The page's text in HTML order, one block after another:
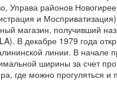
Управа районов
и
магазин, получивший
В декабре 1979 года
линии. В начале
ширины за счет
где можно прогуляться и